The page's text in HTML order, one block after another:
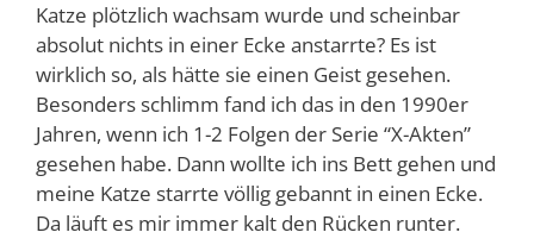
Katze plötzlich wachsam wurde und scheinbar
absolut nichts in einer Ecke anstarrte? Es ist
wirklich so, als hätte sie einen Geist gesehen.
Besonders schlimm fand ich das in den 1990er
Jahren, wenn ich 1-2 Folgen der Serie “X-Akten”
gesehen habe. Dann wollte ich ins Bett gehen und
meine Katze starrte völlig gebannt in einen Ecke.
Da läuft es mir immer kalt den Rücken runter.